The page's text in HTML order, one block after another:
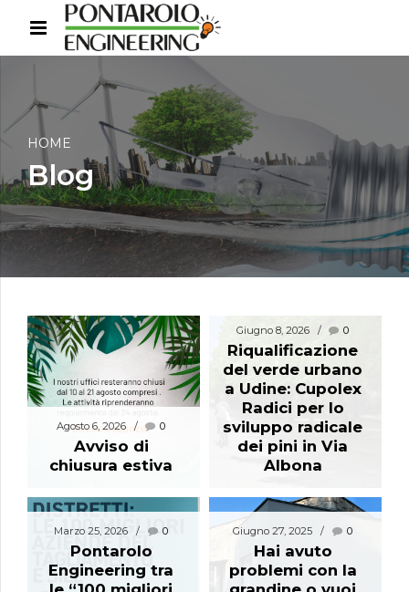
HOME
Blog
Agosto 6, 2026 0
Avviso di
chiusura estiva
Giugno 8, 2026 0
Riqualificazione
del verde urbano
a Udine: Cupolex
Radici per lo
sviluppo radicale
dei pini in Via
Albona
Marzo 25, 2026 0
Pontarolo
Engineering tra
Giugno 27, 2025 0
Hai avuto
problemi con la